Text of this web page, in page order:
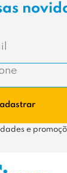
e